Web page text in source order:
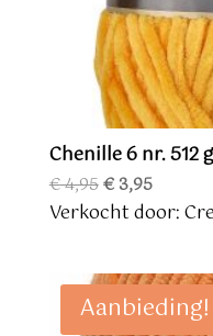
Chenille 6 nr. 512
€4,95Oorspronkelijke
prijs
€3,95Huidige
prijs
Verkocht door:
Aanbieding!